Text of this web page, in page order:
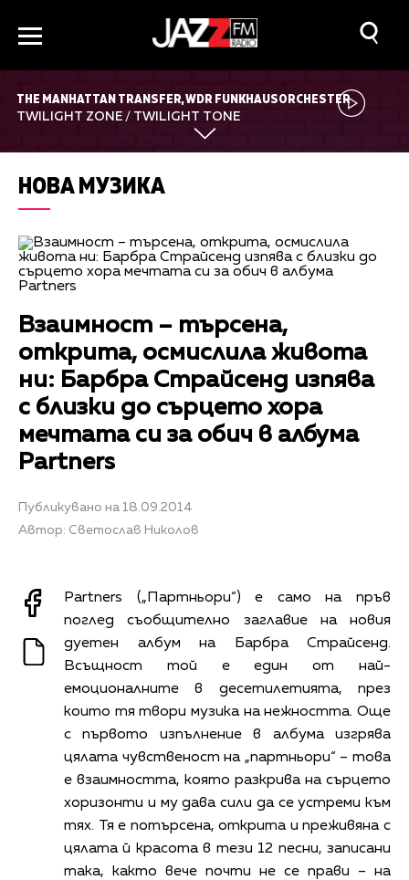
THE MANHATTAN TRANSFER, WDR FUNKHAUSORCHESTER
TWILIGHT ZONE / TWILIGHT TONE
НОВА МУЗИКА
Взаимност – търсена,
открита, осмислила живота
ни: Барбра Страйсенд изпява
с близки до сърцето хора
мечтата си за обич в албума
Partners
Публикувано на 18.09.2014
Автор: Светослав Николов
Partners („Партньори“) е само на пръв
поглед съобщително заглавие на новия
дуетен албум на Барбра Страйсенд.
Всъщност той е един от най-
емоционалните в десетилетията, през
които тя твори музика на нежността. Още
с първото изпълнение в албума изгрява
цялата чувственост на „партньори“ – това
е взаимността, която разкрива на сърцето
хоризонти и му дава сили да се устреми към
тях. Тя е потърсена, открита и преживяна с
цялата й красота в тези 12 песни, записани
така, както вече почти не се прави – на